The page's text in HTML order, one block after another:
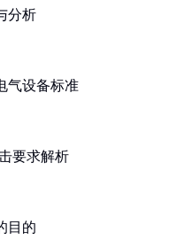
分析
气设备标准
要求解析
目的